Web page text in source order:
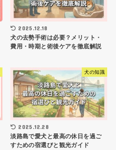
2025.12.18
犬の去勢手術は必要？メリット・
費用・時期と術後ケアを徹底解説
犬の知識
2025.12.28
淡路島で愛犬と最高の休日を過ご
すための宿選びと観光ガイド